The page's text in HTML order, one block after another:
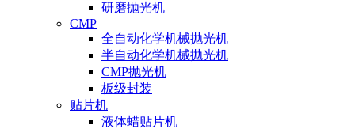
研磨抛光机
CMP
全自动化学机械抛光机
半自动化学机械抛光机
CMP抛光机
板级封装
贴片机
液体蜡贴片机